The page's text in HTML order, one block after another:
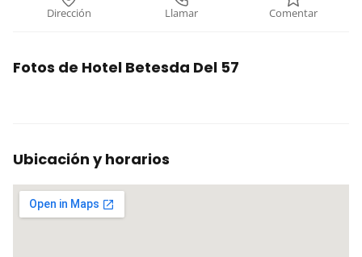
Dirección Llamar Comentar
Fotos de Hotel Betesda Del 57
Ubicación y horarios